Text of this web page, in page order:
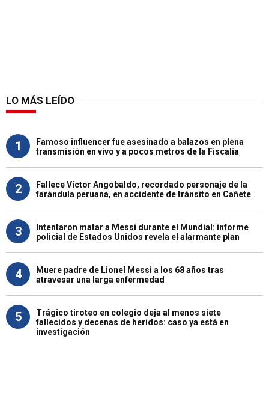
LO MÁS LEÍDO
1
Famoso influencer fue asesinado a balazos en plena
transmisión en vivo y a pocos metros de la Fiscalía
2
Fallece Víctor Angobaldo, recordado personaje de la
farándula peruana, en accidente de tránsito en Cañete
3
Intentaron matar a Messi durante el Mundial: informe
policial de Estados Unidos revela el alarmante plan
4
Muere padre de Lionel Messi a los 68 años tras
atravesar una larga enfermedad
5
Trágico tiroteo en colegio deja al menos siete
fallecidos y decenas de heridos: caso ya está en
investigación